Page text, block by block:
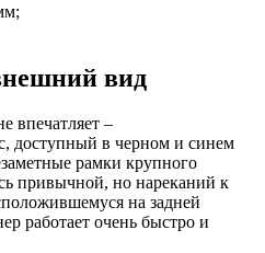
вид
впечатляет –
доступный в черном и синем
рамки крупного
привычной, но нареканий к
на задней
работает очень быстро и